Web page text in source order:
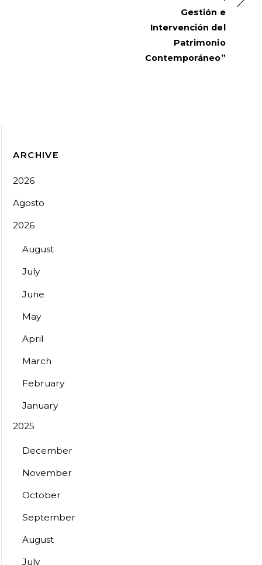
Gestión e
Intervención del
Patrimonio
Contemporáneo”
ARCHIVE
2026
Agosto
2026
August
July
June
May
April
March
February
January
2025
December
November
October
September
August
July